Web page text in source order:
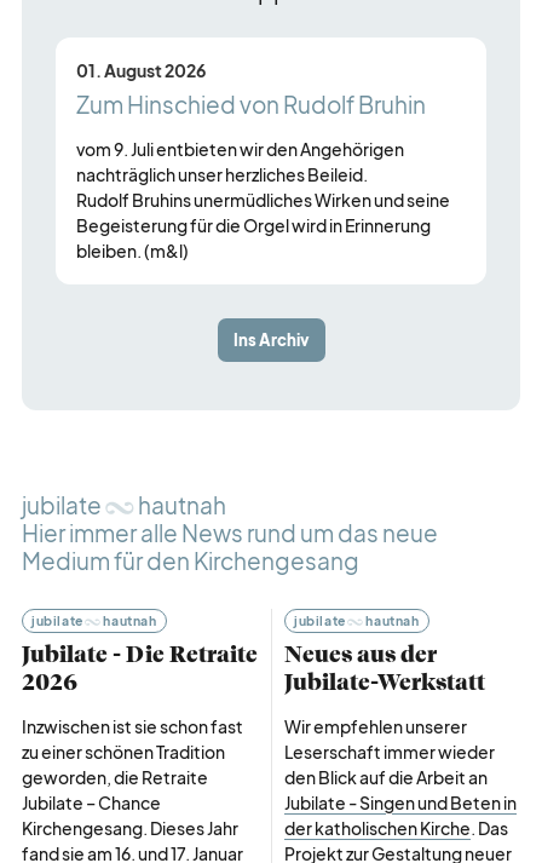
01. August 2026
Zum Hinschied von Rudolf Bruhin
vom 9. Juli entbieten wir den Angehörigen
nachträglich unser herzliches Beileid.
Rudolf Bruhins unermüdliches Wirken und seine
Begeisterung für die Orgel wird in Erinnerung
bleiben. (m&l)
Ins Archiv
jubilate
hautnah
Hier immer alle News rund um das neue
Medium für den Kirchengesang
jubilate hautnah
Jubilate - Die Retraite
2026
Inzwischen ist sie schon fast
zu einer schönen Tradition
geworden, die Retraite
Jubilate – Chance
Kirchengesang. Dieses Jahr
fand sie am 16. und 17. Januar
jubilate hautnah
Neues aus der
Jubilate-Werkstatt
Wir empfehlen unserer
Leserschaft immer wieder
den Blick auf die Arbeit an
Jubilate - Singen und Beten in
der katholischen Kirche. Das
Projekt zur Gestaltung neuer